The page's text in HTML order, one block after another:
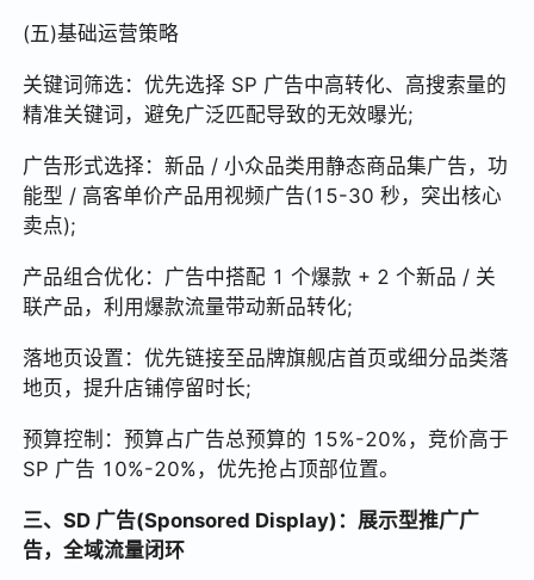
(五)基础运营策略
关键词筛选：优先选择 SP 广告中高转化、高搜索量的
精准关键词，避免广泛匹配导致的无效曝光;
广告形式选择：新品 / 小众品类用静态商品集广告，功
能型 / 高客单价产品用视频广告(15-30 秒，突出核心
卖点);
产品组合优化：广告中搭配 1 个爆款 + 2 个新品 / 关
联产品，利用爆款流量带动新品转化;
落地页设置：优先链接至品牌旗舰店首页或细分品类落
地页，提升店铺停留时长;
预算控制：预算占广告总预算的 15%-20%，竞价高于
SP 广告 10%-20%，优先抢占顶部位置。
三、SD 广告(Sponsored Display)：展示型推广广
告，全域流量闭环